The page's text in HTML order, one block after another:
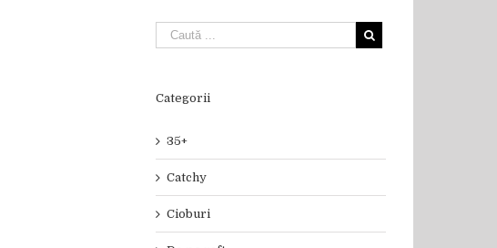
Categorii
35+
Catchy
Cioburi